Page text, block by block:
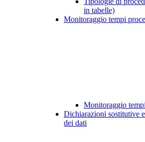
in tabelle)
Monitoraggio tempi
Monitoraggio
Dichiarazioni sostitutive
dei dati